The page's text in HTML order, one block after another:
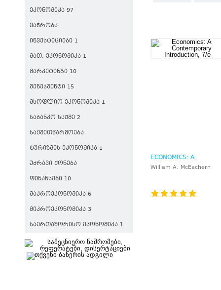
ᲔᲙᲝᲜᲝᲛᲘᲙᲐ 97
ᲕᲐᲭᲠᲝᲑᲐ
ᲘᲜᲕᲔᲡᲢᲘᲪᲘᲔᲑᲘ 1
ᲛᲐᲗ. ᲔᲙᲝᲜᲝᲛᲘᲙᲐ 1
ᲛᲐᲠᲙᲔᲢᲘᲜᲒᲘ 10
ᲛᲔᲜᲔᲯᲛᲔᲜᲢᲘ 15
ᲛᲡᲝᲤᲚᲘᲝ ᲔᲙᲝᲜᲝᲛᲘᲙᲐ 1
ᲡᲐᲑᲐᲜᲙᲝ ᲡᲐᲥᲛᲔ 2
ᲡᲐᲥᲛᲔᲗᲬᲐᲠᲛᲝᲔᲑᲐ
ᲢᲣᲠᲘᲖᲛᲘᲡ ᲔᲙᲝᲜᲝᲛᲘᲙᲐ 1
ᲣᲫᲠᲐᲕᲘ ᲥᲝᲜᲔᲑᲐ
ᲤᲘᲜᲐᲜᲡᲔᲑᲘ 10
ᲛᲐᲙᲠᲝᲔᲙᲝᲜᲝᲛᲘᲙᲐ 6
ᲛᲘᲙᲠᲝᲔᲙᲝᲜᲝᲛᲘᲙᲐ 3
ᲡᲐᲔᲠᲗᲐᲨᲝᲠᲘᲡᲝ ᲔᲙᲝᲜᲝᲛᲘᲙᲐ 1
ECONOMICS: A
CONTEMPORARY
William A. McEachern